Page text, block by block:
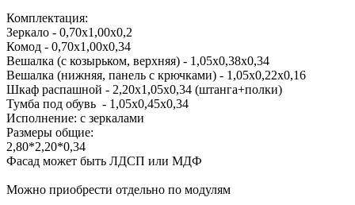
Комплектация:
Зеркало - 0,70х1,00х0,2
Комод - 0,70х1,00х0,34
Вешалка (с козырьком, верхняя) - 1,05х0,38х0,34
Вешалка (нижняя, панель с крючками) - 1,05х0,22х0,16
Шкаф распашной - 2,20х1,05х0,34 (штанга+полки)
Тумба под обувь - 1,05х0,45х0,34
Исполнение: с зеркалами
Размеры общие:
2,80*2,20*0,34
Фасад может быть ЛДСП или МДФ
Можно приобрести отдельно по модулям